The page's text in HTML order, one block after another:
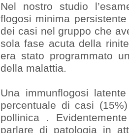
Nel nostro studio
flogosi minima
dei casi nel gruppo che
sola fase acuta della
era stato programmato
della malattia.
Una immunflogosi
percentuale di casi
pollinica .
parlare di patologia in